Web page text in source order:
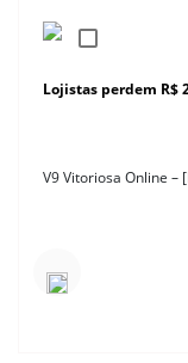
Lojistas perdem R$
V9 Vitoriosa Online –